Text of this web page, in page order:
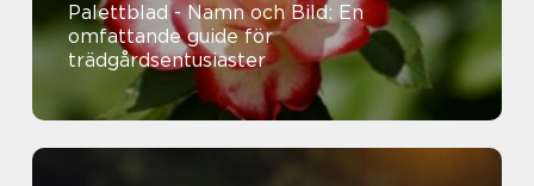
Palettblad - Namn och Bild: En
omfattande guide för
trädgårdsentusiaster